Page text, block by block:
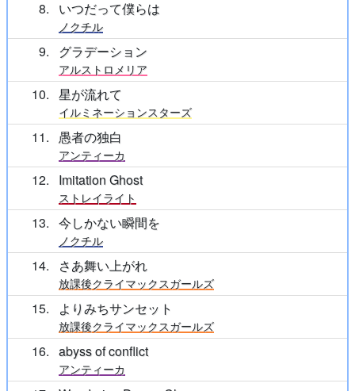
8 いつだって僕らは
ノクチル
9 グラデーション
アルストロメリア
10 星が流れて
イルミネーションスターズ
11 愚者の独白
アンティーカ
12 Imitation Ghost
ストレイライト
13 今しかない瞬間を
ノクチル
14 さあ舞い上がれ
放課後クライマックスガールズ
15 よりみちサンセット
放課後クライマックスガールズ
16 abyss of conflict
アンティーカ